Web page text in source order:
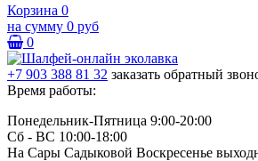
Корзина 0
на сумму 0 руб
0
+7 903 388 81 32 заказать обратный
Время работы:
Понедельник-Пятница 9:00-20:00
Сб - ВС 10:00-18:00
На Сары Садыковой Воскресенье